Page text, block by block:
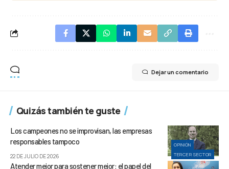
Dejar un comentario
Quizás también te guste
OPINIÓN
TERCER SECTOR
Los campeones no se improvisan, las empresas
responsables tampoco
22 DE JULIO DE 2026
Atender mejor para sostener mejor: el papel del